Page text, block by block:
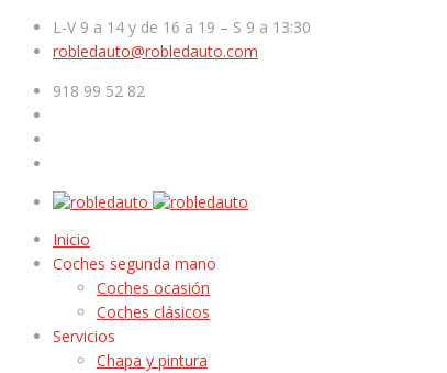
L-V 9 a 14 y de 16 a 19 – S 9 a 13:30
robledauto@robledauto.com
918 99 52 82
Inicio
Coches segunda mano
Coches ocasión
Coches clásicos
Servicios
Chapa y pintura